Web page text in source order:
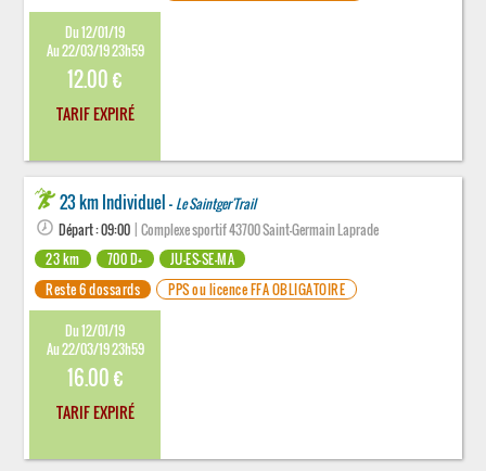
Du 12/01/19
Au 22/03/19 23h59
12.00 €
TARIF EXPIRÉ
23 km Individuel - Le Saintger'Trail
Départ : 09:00 | Complexe sportif 43700 Saint-Germain Laprade
23 km
700 D+
JU-ES-SE-MA
Reste 6 dossards
PPS ou licence FFA OBLIGATOIRE
Du 12/01/19
Au 22/03/19 23h59
16.00 €
TARIF EXPIRÉ